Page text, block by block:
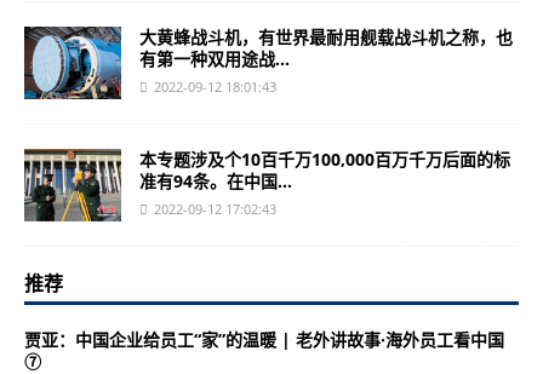
大黄蜂战斗机，有世界最耐用舰载战斗机之称，也
有第一种双用途战...
2022-09-12 18:01:43
本专题涉及个10百千万100,000百万千万后面的标
准有94条。在中国...
2022-09-12 17:02:43
推荐
贾亚：中国企业给员工“家”的温暖 | 老外讲故事·海外员工看中国
⑦